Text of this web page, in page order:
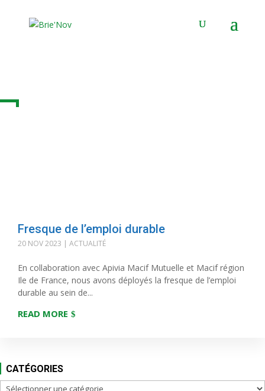
Fresque de l’emploi durable
20 NOV 2023 | ACTUALITÉ
En collaboration avec Apivia Macif Mutuelle et Macif région
Ile de France, nous avons déployés la fresque de l’emploi
durable au sein de...
READ MORE
CATÉGORIES
Catégories